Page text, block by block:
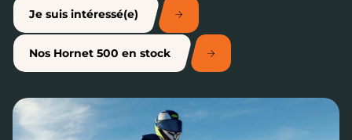
Je suis intéressé(e)
Nos Hornet 500 en stock